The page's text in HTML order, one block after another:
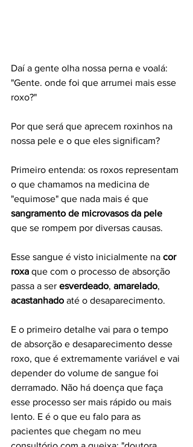
Daí a gente olha nossa perna e voalá:
"Gente. onde foi que arrumei mais esse
roxo?"
Por que será que aprecem roxinhos na
nossa pele e o que eles significam?
Primeiro entenda: os roxos representam
o que chamamos na medicina de
"equimose" que nada mais é que
sangramento de microvasos da pele
que se rompem por diversas causas.
Esse sangue é visto inicialmente na cor
roxa que com o processo de absorção
passa a ser esverdeado, amarelado,
acastanhado até o desaparecimento.
E o primeiro detalhe vai para o tempo
de absorção e desaparecimento desse
roxo, que é extremamente variável e vai
depender do volume de sangue foi
derramado. Não há doença que faça
esse processo ser mais rápido ou mais
lento. E é o que eu falo para as
pacientes que chegam no meu